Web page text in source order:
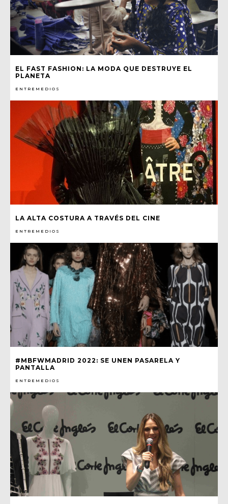
EL FAST FASHION: LA MODA QUE DESTRUYE EL
PLANETA
ENTREMEDIOS
LA ALTA COSTURA A TRAVÉS DEL CINE
ENTREMEDIOS
#MBFWMADRID 2022: SE UNEN PASARELA Y
PANTALLA
ENTREMEDIOS